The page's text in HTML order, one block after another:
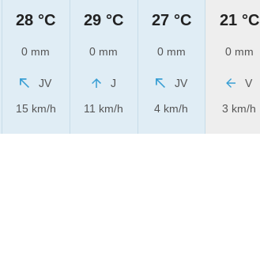
28 °C
0 mm
JV
15 km/h
29 °C
0 mm
J
11 km/h
27 °C
0 mm
JV
4 km/h
21 °C
0 mm
V
3 km/h